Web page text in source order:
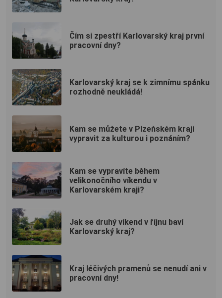
Čím si zpestří Karlovarský kraj první
pracovní dny?
Karlovarský kraj se k zimnímu spánku
rozhodně neukládá!
Kam se můžete v Plzeňském kraji
vypravit za kulturou i poznáním?
Kam se vypravíte během
velikonočního víkendu v
Karlovarském kraji?
Jak se druhý víkend v říjnu baví
Karlovarský kraj?
Kraj léčivých pramenů se nenudí ani v
pracovní dny!